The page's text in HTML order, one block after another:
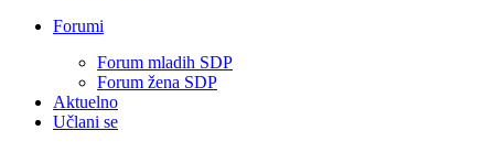
Forumi
Forum mladih SDP
Forum žena SDP
Aktuelno
Učlani se